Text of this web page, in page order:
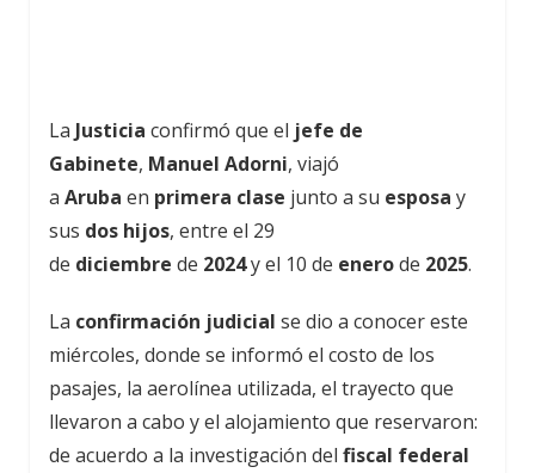
La Justicia confirmó que el jefe de
Gabinete, Manuel Adorni, viajó
a Aruba en primera clase junto a su esposa y
sus dos hijos, entre el 29
de diciembre de 2024y el 10 de enerode 2025.
La confirmación judicial se dio a conocer este
miércoles, donde se informó el costo de los
pasajes, la aerolínea utilizada, el trayecto que
llevaron a cabo y el alojamiento que reservaron:
de acuerdo a la investigación del fiscal federal